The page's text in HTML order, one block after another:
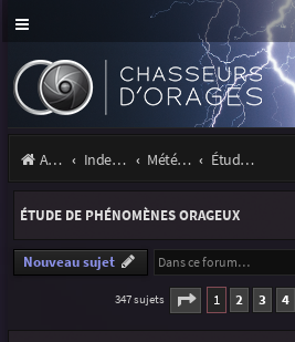
Accueil Index du forum Météo et climatologie des orages Étude de phénomènes orageux
ÉTUDE DE PHÉNOMÈNES ORAGEUX
Nouveau sujet
347 sujets Page 1sur
1 2 3 4